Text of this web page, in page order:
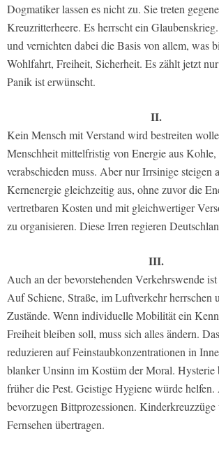
Dogmatiker lassen es nicht zu. Sie treten
Kreuzritterheere. Es herrscht ein
und vernichten dabei die Basis von allem, was
Wohlfahrt, Freiheit, Sicherheit. Es zählt jetzt
Panik ist erwünscht.
II.
Kein Mensch mit Verstand wird bestreiten
Menschheit mittelfristig von Energie aus
verabschieden muss. Aber nur Irrsinige steigen
Kernenergie gleichzeitig aus, ohne zuvor die
vertretbaren Kosten und mit gleichwertiger
zu organisieren. Diese Irren regieren
III.
Auch an der bevorstehenden Verkehrswende
Auf Schiene, Straße, im Luftverkehr herrschen
Zustände. Wenn individuelle Mobilität ein
Freiheit bleiben soll, muss sich alles ändern.
reduzieren auf Feinstaubkonzentrationen in
blanker Unsinn im Kostüm der Moral. Hysterie
früher die Pest. Geistige Hygiene würde
bevorzugen Bittprozessionen.
Fernsehen übertragen.